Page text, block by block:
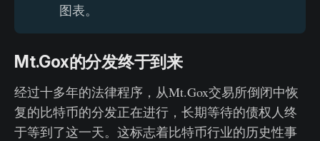
图表。
Mt.Gox的分发终于到来
经过十多年的法律程序，从Mt.Gox交易所倒闭中恢
复的比特币的分发正在进行，长期等待的债权人终
于等到了这一天。这标志着比特币行业的历史性事